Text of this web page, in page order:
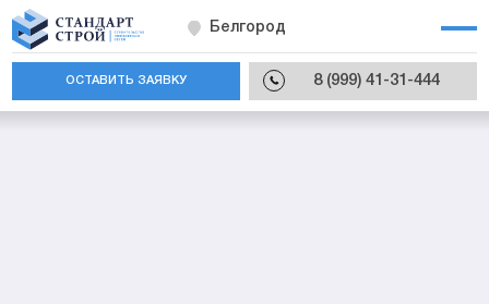
Белгород
8 (999) 41-31-444
ОСТАВИТЬ ЗАЯВКУ